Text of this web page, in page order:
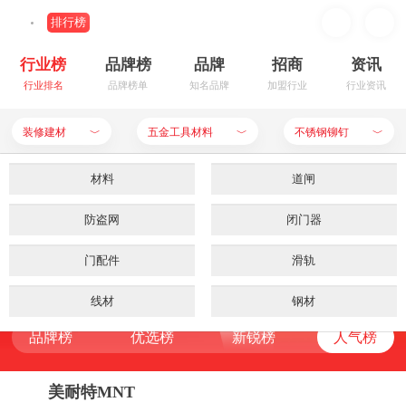
排行榜
行业榜
行业排名
品牌榜
品牌榜单
品牌
知名品牌
招商
加盟行业
资讯
行业资讯
装修建材 ﹀ 五金工具材料 ﹀ 不锈钢铆钉 ﹀
装修建材 餐饮行业
母婴用品 家居生活
食品饮料 服饰鞋帽
家用电器 手机数码
电脑用品
办公器材
公用设备 卫浴洁具
板材 地板
防火 建筑陶瓷
五金工具材料 天花板
门窗栏杆
材料 道闸
防盗网 闭门器
门配件 滑轨
线材 钢材
铝合金
铰链
不锈钢铆钉品牌排行榜
RANKING LIST
品牌榜 优选榜 新锐榜 人气榜
品牌榜 优选榜 新锐榜 人气榜
美耐特MNT